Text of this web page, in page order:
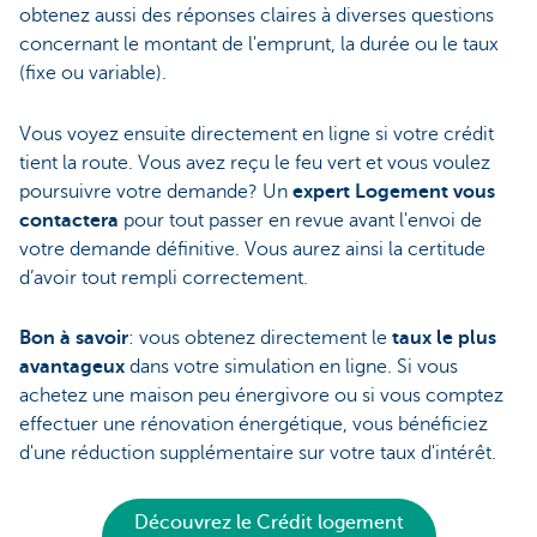
obtenez aussi des réponses claires à diverses questions
concernant le montant de l'emprunt, la durée ou le taux
(fixe ou variable).
Vous voyez ensuite directement en ligne si votre crédit
tient la route. Vous avez reçu le feu vert et vous voulez
poursuivre votre demande? Un expert Logement vous
contactera pour tout passer en revue avant l'envoi de
votre demande définitive. Vous aurez ainsi la certitude
d’avoir tout rempli correctement.
Bon à savoir: vous obtenez directement le taux le plus
avantageux dans votre simulation en ligne. Si vous
achetez une maison peu énergivore ou si vous comptez
effectuer une rénovation énergétique, vous bénéficiez
d'une réduction supplémentaire sur votre taux d'intérêt.
Découvrez le Crédit logement